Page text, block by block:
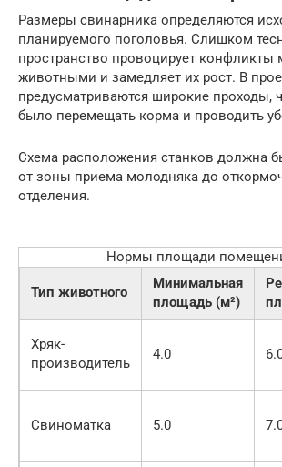
Размеры свинарника определяются
планируемого поголовья. Слишком
пространство провоцирует конфликты
животными и замедляет их рост. В
предусматриваются широкие проходы,
было перемещать корма и проводить
Схема расположения станков должна
от зоны приема молодняка до
отделения.
Нормы площади
Тип животного
Минимальная
площадь (м²)
Хряк-
производитель
4.0
Свиноматка 5.0